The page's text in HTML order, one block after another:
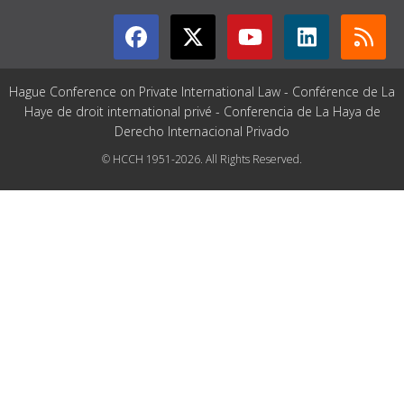
Hague Conference on Private International Law - Conférence de La
Haye de droit international privé - Conferencia de La Haya de
Derecho Internacional Privado
© HCCH 1951-2026. All Rights Reserved.